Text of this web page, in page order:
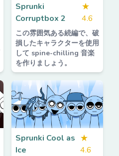
Sprunki
Corruptbox 2
★
4.6
この雰囲気ある続編で、破
損したキャラクターを使用
して spine-chilling 音楽
を作りましょう。
Sprunki Cool as
Ice
★
4.6